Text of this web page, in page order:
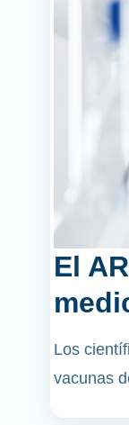
El
Los
vacunas